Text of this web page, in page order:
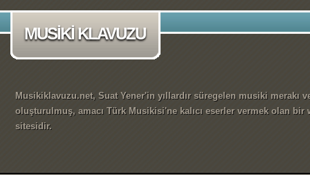
MUSİKİ KLAVUZU
Musikiklavuzu.net, Suat Yener'in yıllardır süregelen musiki merakı
oluşturulmuş, amacı Türk Musikisi'ne kalıcı eserler vermek olan bir
sitesidir.